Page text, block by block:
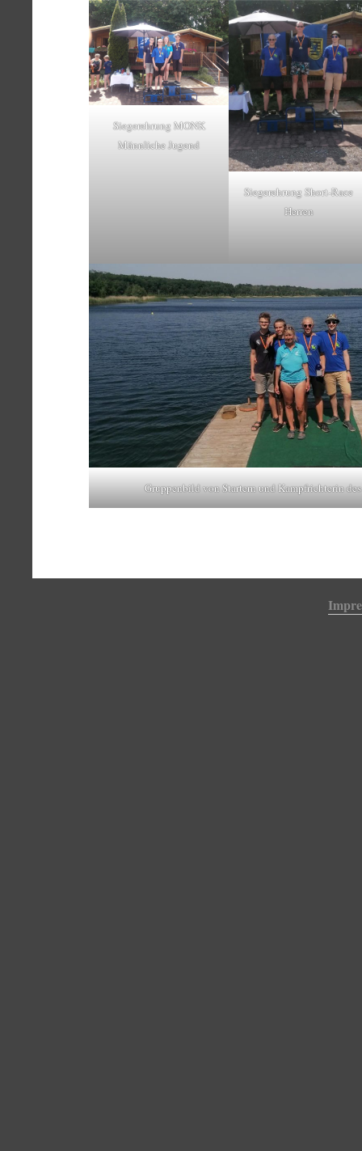
Siegerehrung MONK
Männliche Jugend
Siegerehrung Short-Race
Herren
Gruppenbild von Startern und Kampfrichterin